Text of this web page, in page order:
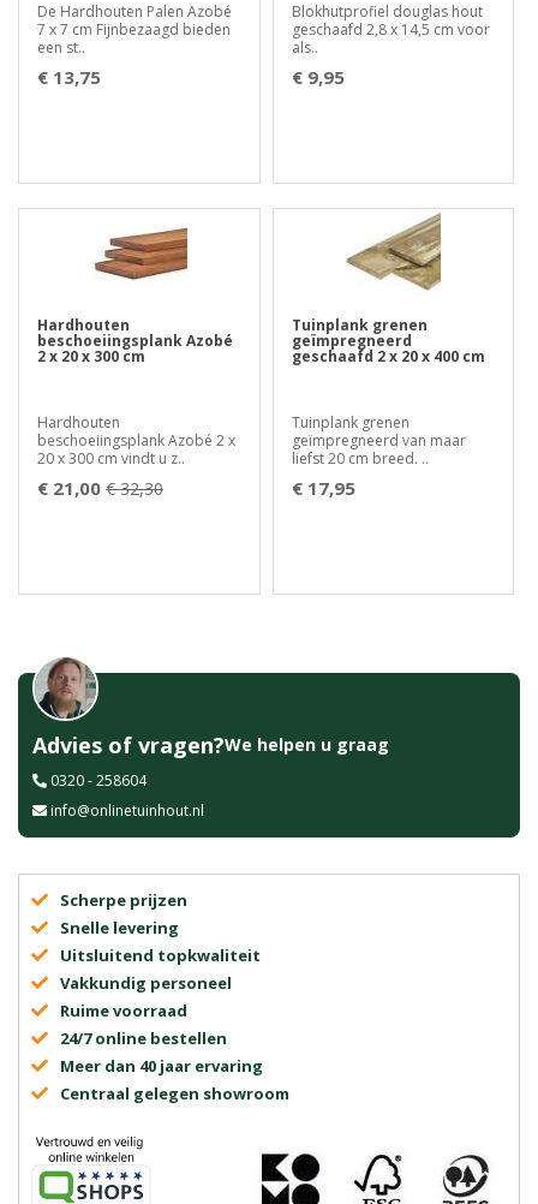
De Hardhouten Palen Azobé
7 x 7 cm Fijnbezaagd bieden
een st..
€ 13,75
Blokhutprofiel douglas hout
geschaafd 2,8 x 14,5 cm voor
als..
€ 9,95
Hardhouten
beschoeiingsplank Azobé
2 x 20 x 300 cm
Hardhouten
beschoeiingsplank Azobé 2 x
20 x 300 cm vindt u z..
€ 21,00 € 32,30
Tuinplank grenen
geïmpregneerd
geschaafd 2 x 20 x 400 cm
Tuinplank grenen
geïmpregneerd van maar
liefst 20 cm breed. ..
€ 17,95
Advies of vragen?We helpen u graag
0320 - 258604
info@onlinetuinhout.nl
Scherpe prijzen
Snelle levering
Uitsluitend topkwaliteit
Vakkundig personeel
Ruime voorraad
24/7 online bestellen
Meer dan 40 jaar ervaring
Centraal gelegen showroom